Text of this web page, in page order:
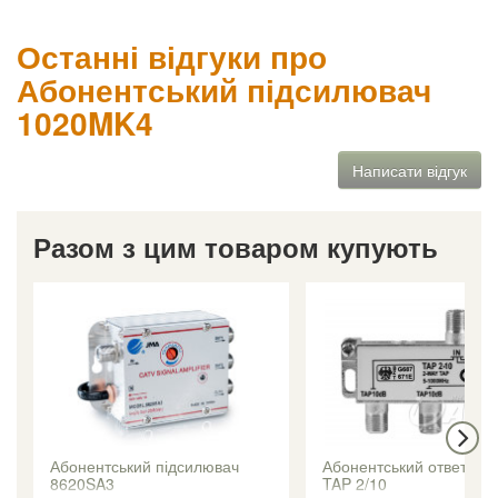
Останні відгуки про
Абонентський підсилювач
1020MK4
Написати відгук
Разом з цим товаром купують
Абонентський підсилювач
8620SA3
Абонентський
TAP 2/10